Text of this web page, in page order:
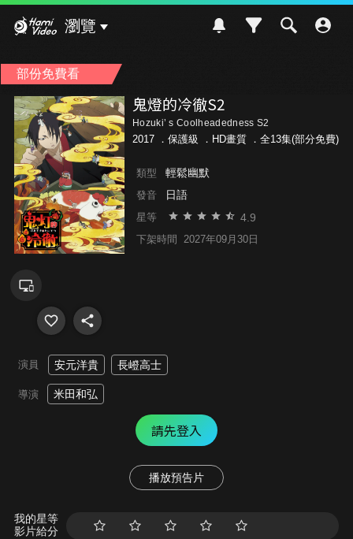
瀏覽
部份免費看
鬼燈的冷徹S2
Hozuki’ s Coolheadedness S2
2017 ． 保護級 ．HD畫質 ．全13集(部分免費)
類型 輕鬆幽默
發音 日語
星等 4.9
下架時間 2027年09月30日
演員 安元洋貴 長嶝高士
導演 米田和弘
請先登入
播放預告片
我的星等
影片給分